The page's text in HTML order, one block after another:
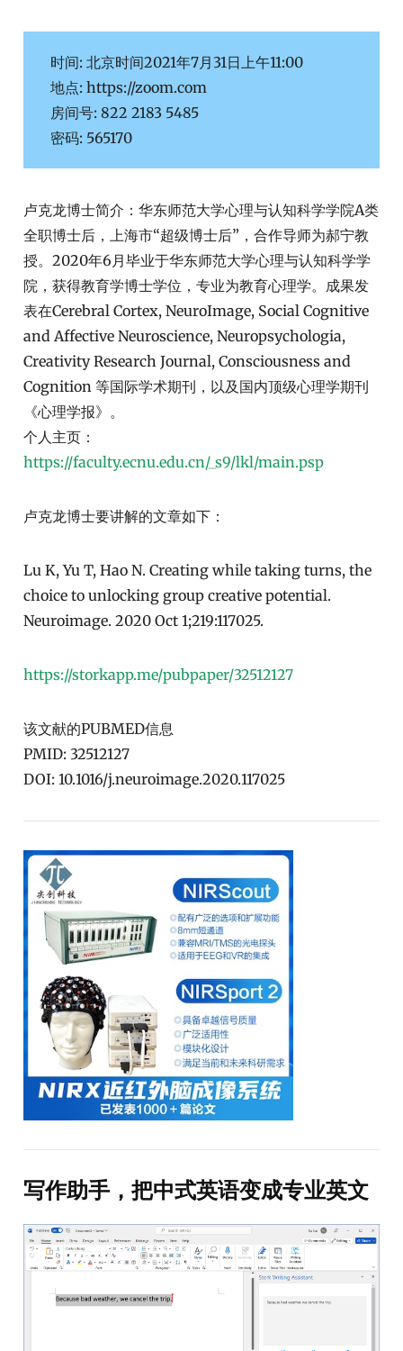
时间: 北京时间2021年7月31日上午11:00
地点: https://zoom.com
房间号: 822 2183 5485
密码: 565170
卢克龙博士简介：华东师范大学心理与认知科学学院A类
全职博士后，上海市“超级博士后”，合作导师为郝宁教
授。2020年6月毕业于华东师范大学心理与认知科学学
院，获得教育学博士学位，专业为教育心理学。成果发
表在Cerebral Cortex, NeuroImage, Social Cognitive
and Affective Neuroscience, Neuropsychologia,
Creativity Research Journal, Consciousness and
Cognition 等国际学术期刊，以及国内顶级心理学期刊
《心理学报》。
个人主页：
https://faculty.ecnu.edu.cn/_s9/lkl/main.psp
卢克龙博士要讲解的文章如下：
Lu K, Yu T, Hao N. Creating while taking turns, the
choice to unlocking group creative potential.
Neuroimage. 2020 Oct 1;219:117025.
https://storkapp.me/pubpaper/32512127
该文献的PUBMED信息
PMID: 32512127
DOI: 10.1016/j.neuroimage.2020.117025
写作助手，把中式英语变成专业英文